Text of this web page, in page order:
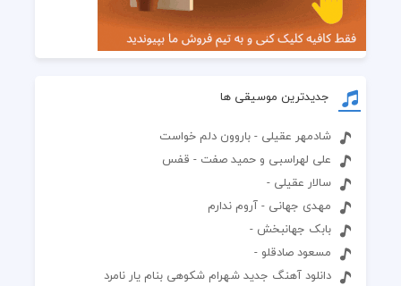
جدیدترین موسیقی ها
شادمهر عقیلی - باروون دلم خواست
علی لهراسبی و حمید صفت - قفس
سالار عقیلی -
مهدی جهانی - آروم ندارم
بابک جهانبخش -
مسعود صادقلو -
دانلود آهنگ جدید شهرام شکوهی بنام یار نامرد